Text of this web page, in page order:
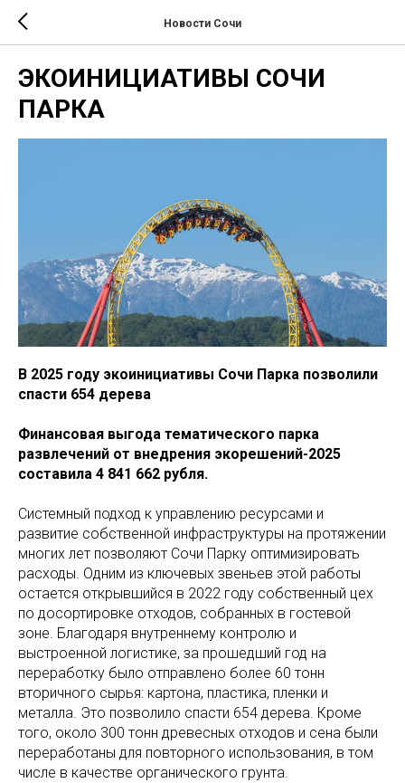
Новости Сочи
ЭКОИНИЦИАТИВЫ СОЧИ
ПАРКА
В 2025 году экоинициативы Сочи Парка позволили
спасти 654 дерева
Финансовая выгода тематического парка
развлечений от внедрения экорешений-2025
составила 4 841 662 рубля.
Системный подход к управлению ресурсами и
развитие собственной инфраструктуры на протяжении
многих лет позволяют Сочи Парку оптимизировать
расходы. Одним из ключевых звеньев этой работы
остается открывшийся в 2022 году собственный цех
по досортировке отходов, собранных в гостевой
зоне. Благодаря внутреннему контролю и
выстроенной логистике, за прошедший год на
переработку было отправлено более 60 тонн
вторичного сырья: картона, пластика, пленки и
металла. Это позволило спасти 654 дерева. Кроме
того, около 300 тонн древесных отходов и сена были
переработаны для повторного использования, в том
числе в качестве органического грунта.